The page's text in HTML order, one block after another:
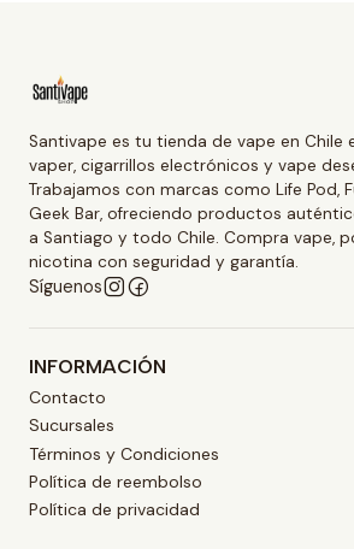
Santivape es tu tienda de vape en Chile
vaper, cigarrillos electrónicos y vape
Trabajamos con marcas como Life Pod,
Geek Bar, ofreciendo productos
a Santiago y todo Chile. Compra vape,
nicotina con seguridad y garantía.
Síguenos
INFORMACIÓN
Contacto
Sucursales
Términos y Condiciones
Política de reembolso
Política de privacidad